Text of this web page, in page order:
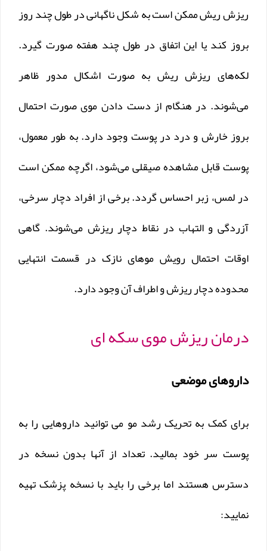
ریزش ریش ممکن است به شکل ناگهانی در طول چند روز
بروز کند یا این اتفاق در طول چند هفته صورت گیرد.
لکه‌های ریزش ریش به صورت اشکال مدور ظاهر
می‌شوند. در هنگام از دست دادن موی صورت احتمال
بروز خارش و درد در پوست وجود دارد. به طور معمول،
پوست قابل مشاهده صیقلی می‌شود، اگرچه ممکن است
در لمس، زبر احساس گردد. برخی از افراد دچار سرخی،
آزردگی و التهاب در نقاط دچار ریزش می‌شوند. گاهی
اوقات احتمال رویش موهای نازک در قسمت انتهایی
محدوده دچار ریزش و اطراف آن وجود دارد.
درمان ریزش موی سکه ای
داروهای موضعی
برای کمک به تحریک رشد مو می توانید داروهایی را به
پوست سر خود بمالید. تعداد از آنها بدون نسخه در
دسترس هستند اما برخی را باید با نسخه پزشک تهیه
نمایید: